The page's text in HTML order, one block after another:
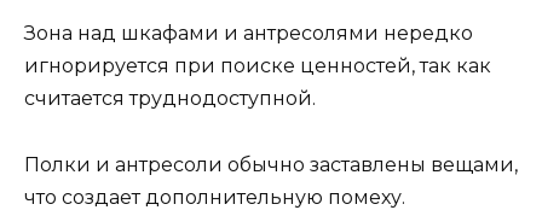
Зона над шкафами и антресолями нередко
игнорируется при поиске ценностей, так как
считается труднодоступной.
Полки и антресоли обычно заставлены вещами,
что создает дополнительную помеху.